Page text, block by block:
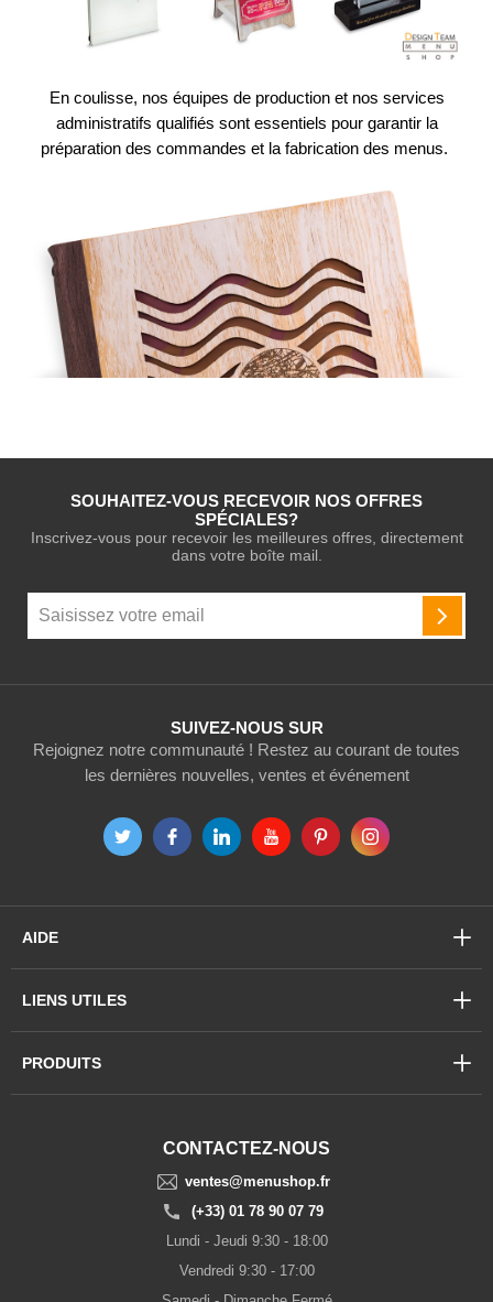
En coulisse, nos équipes de production et nos services
administratifs qualifiés sont essentiels pour garantir la
préparation des commandes et la fabrication des menus.
SUIVEZ-NOUS SUR
Rejoignez notre communauté ! Restez au courant de toutes
les dernières nouvelles, ventes et événement
SOUHAITEZ-VOUS RECEVOIR NOS OFFRES
SPÉCIALES?
Inscrivez-vous pour recevoir les meilleures offres, directement
dans votre boîte mail.
notre
CONTACTEZ-NOUS
ventes@menushop.fr
(+33) 01 78 90 07 79
Lundi - Jeudi 9:30 - 18:00
Vendredi 9:30 - 17:00
AIDE
LIENS UTILES
PRODUITS